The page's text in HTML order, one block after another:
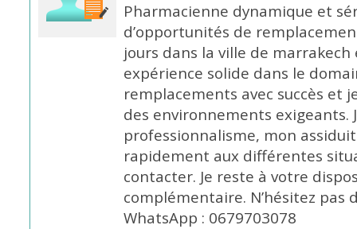
Pharmacienne dynamique et
d’opportunités de
jours dans la ville de marrakech
expérience solide dans le
remplacements avec succès et
des environnements exigeants.
professionnalisme, mon
rapidement aux différentes
contacter. Je reste à votre
complémentaire. N’hésitez
WhatsApp : 0679703078